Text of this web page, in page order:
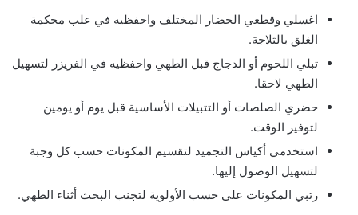
اغسلي وقطعي الخضار المختلف واحفظيه في علب محكمة
الغلق بالثلاجة.
تبلي اللحوم أو الدجاج قبل الطهي واحفظيه في الفريزر لتسهيل
الطهي لاحقا.
حضري الصلصات أو التتبيلات الأساسية قبل يوم أو يومين
لتوفير الوقت.
استخدمي أكياس التجميد لتقسيم المكونات حسب كل وجبة
لتسهيل الوصول إليها.
رتبي المكونات على حسب الأولوية لتجنب البحث أثناء الطهي.